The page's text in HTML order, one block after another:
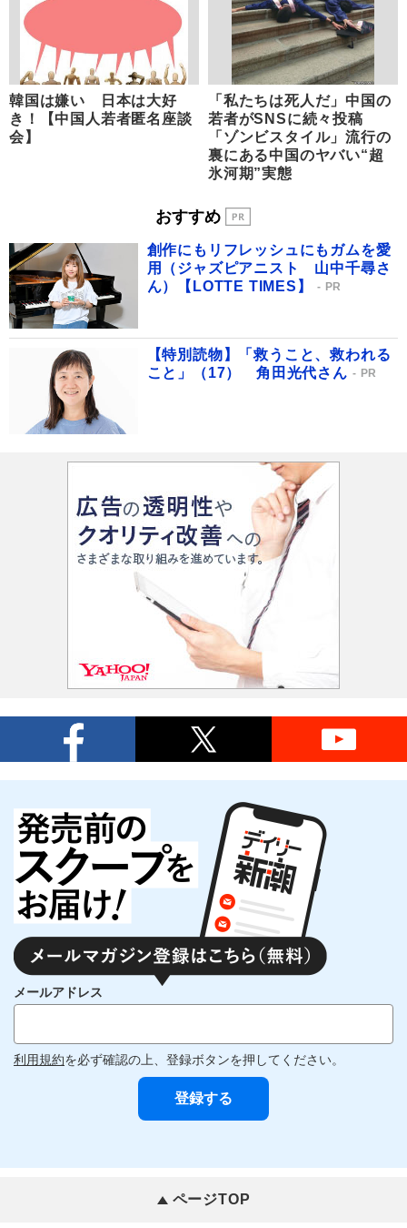
韓国は嫌い 日本は大好
き！【中国人若者匿名座談
会】
「私たちは死人だ」中国の
若者がSNSに続々投稿
「ゾンビスタイル」流行の
裏にある中国のヤバい“超
氷河期”実態
おすすめ
創作にもリフレッシュにもガムを愛
用（ジャズピアニスト 山中千尋さ
ん）【LOTTE TIMES】
PR
【特別読物】「救うこと、救われる
こと」（17） 角田光代さん
PR
メールアドレス
利用規約を必ず確認の上、登録ボタンを押してください。
ページTOP